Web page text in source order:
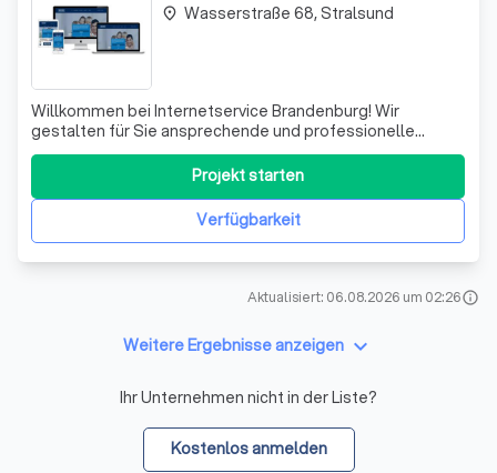
Willkommen bei Internetservice Brandenburg! Wir
gestalten für Sie ansprechende und professionelle
Webseiten, die nicht nur Ihre Produkte und
Dienstleistungen ins beste Licht rücken, sondern auch Ihre
Reichweite und Bekanntheit erheblich steigern. Mit einem
durchdachten Webauftritt gewinnen Sie nicht
Verfügbarkeit
Projekt starten
place Wasserstraße 68, Stralsund
Aktualisiert: 06.08.2026 um 02:26info
Weitere Ergebnisse anzeigen keyboard_arrow_down
Ihr Unternehmen nicht in der Liste?
Kostenlos anmelden